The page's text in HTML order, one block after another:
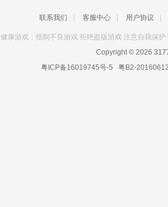
联系我们 客服中心 用户协议
健康游戏：抵制不良游戏 拒绝盗版游戏 注意自我保
Copyright © 2026
粤ICP备16019745号-5 粤B2-